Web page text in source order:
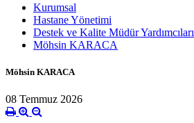
Kurumsal
Hastane Yönetimi
Destek ve Kalite Müdür Yardımcıları
Möhsin KARACA
Möhsin KARACA
08 Temmuz 2026